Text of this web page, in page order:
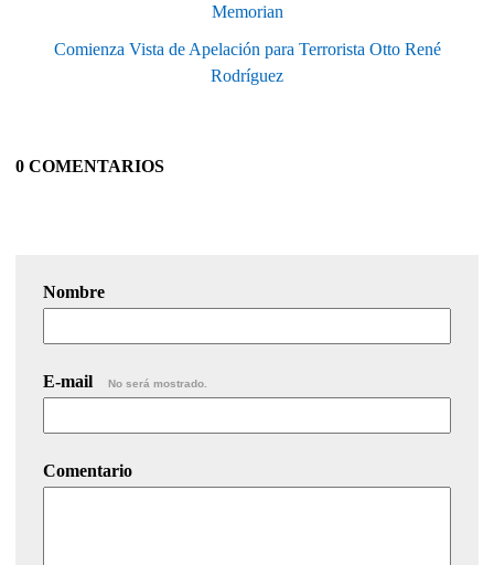
Memorian
Comienza Vista de Apelación para Terrorista Otto René
Rodríguez
0 COMENTARIOS
Nombre
E-mail No será mostrado.
Comentario